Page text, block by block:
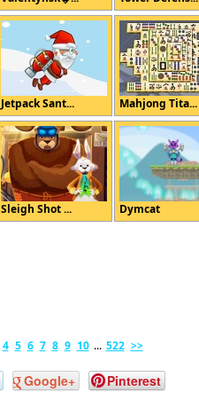
Jetpack Sant... Mahjong Tita...
Sleigh Shot ... Dymcat
4 5 6 7 8 9 10 ... 522 >>
Google+ Pinterest